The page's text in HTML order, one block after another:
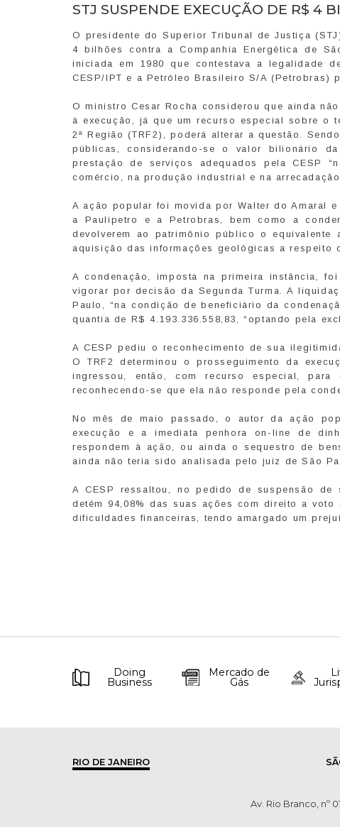
STJ SUSPENDE EXECUÇÃO DE R$ 4
O presidente do Superior Tribunal de Justiça
4 bilhões contra a Companhia Energética de
iniciada em 1980 que contestava a legalidade
CESP/IPT e a Petróleo Brasileiro S/A (Petrobras)
O ministro Cesar Rocha considerou que ainda
à execução, já que um recurso especial sobre o
2ª Região (TRF2), poderá alterar a questão.
públicas, considerando-se o valor bilionário
prestação de serviços adequados pela CESP
comércio, na produção industrial e na
A ação popular foi movida por Walter do Amaral
a Paulipetro e a Petrobras, bem como a
devolverem ao patrimônio público o
aquisição das informações geológicas a respeito
A condenação, imposta na primeira instância,
vigorar por decisão da Segunda Turma. A
Paulo, “na condição de beneficiário da
quantia de R$ 4.193.336.558,83, “optando pela
A CESP pediu o reconhecimento de sua
O TRF2 determinou o prosseguimento da
ingressou, então, com recurso especial,
reconhecendo-se que ela não responde pela
No mês de maio passado, o autor da ação
execução e a imediata penhora on-line de
respondem à ação, ou ainda o sequestro de
ainda não teria sido analisada pelo juiz de São
A CESP ressaltou, no pedido de suspensão de
detém 94,08% das suas ações com direito a
dificuldades financeiras, tendo amargado um
Doing
Business
Mercado de
Gás
RIO DE JANEIRO
Av. Rio Branco, nº